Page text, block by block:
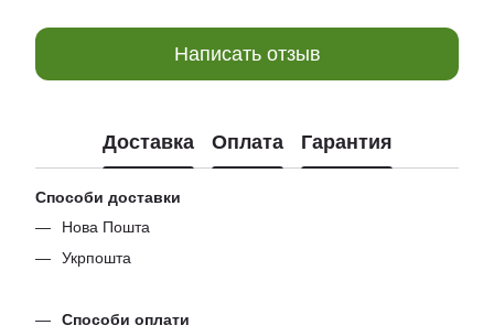
Написать отзыв
Доставка Оплата Гарантия
Способи доставки
Нова Пошта
Укрпошта
Способи оплати